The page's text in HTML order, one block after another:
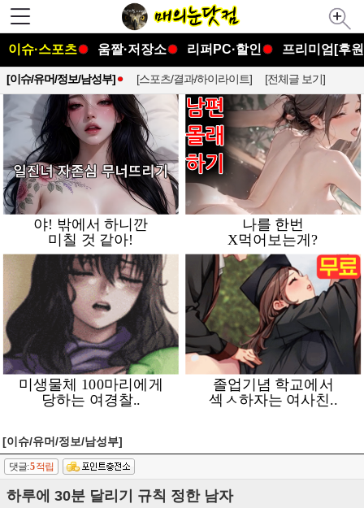
이슈·스포츠 움짤·저장소 리퍼PC·할인 프리미엄[후
[이슈/유머/정보/남성부] [스포츠/결과/하이라이트] [전체글 보기]
[이슈/유머/정보/남성부]
댓글:5적립
하루에 30분 달리기 규칙 정한 남자